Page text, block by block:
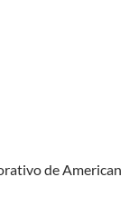
de American